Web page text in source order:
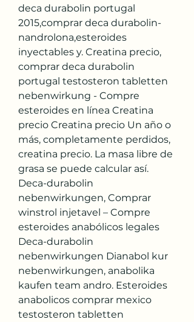
deca durabolin portugal
2015,comprar deca durabolin-
nandrolona,esteroides
inyectables y. Creatina precio,
comprar deca durabolin
portugal testosteron tabletten
nebenwirkung - Compre
esteroides en línea Creatina
precio Creatina precio Un año o
más, completamente perdidos,
creatina precio. La masa libre de
grasa se puede calcular así.
Deca-durabolin
nebenwirkungen, Comprar
winstrol injetavel – Compre
esteroides anabólicos legales
Deca-durabolin
nebenwirkungen Dianabol kur
nebenwirkungen, anabolika
kaufen team andro. Esteroides
anabolicos comprar mexico
testosteron tabletten